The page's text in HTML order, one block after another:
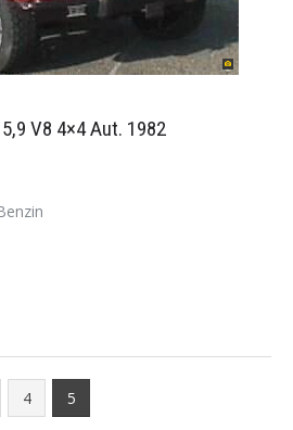
V8 4×4 Aut. 1982
4 5